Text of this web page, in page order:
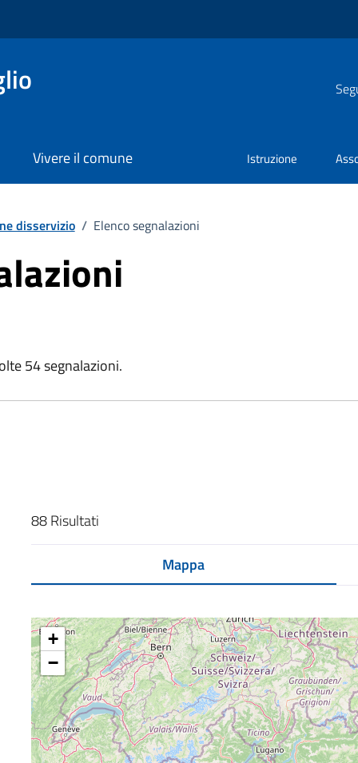
Vivere il comune Istruzione
disservizio / Elenco segnalazioni
54 segnalazioni.
88 Risultati
Mappa
+
−